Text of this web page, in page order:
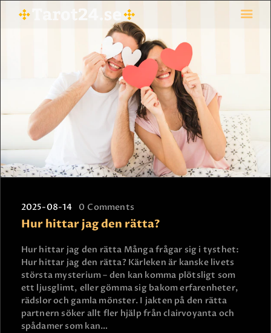
HEM
ASTROLOGI
STJÄRNTECKEN
TAROT
SPÅDAM-SIERSKA
BLOGG
BETALNING
FAQ
KONTAKTA OSS
2025-08-14 0 Comments
Hur hittar jag den rätta?
Hur hittar jag den rätta Många frågar sig i tysthet:
Hur hittar jag den rätta? Kärleken är kanske livets
största mysterium – den kan komma plötsligt som
ett ljusglimt, eller gömma sig bakom erfarenheter,
rädslor och gamla mönster. I jakten på den rätta
partnern söker allt fler hjälp från clairvoyanta och
spådamer som kan…